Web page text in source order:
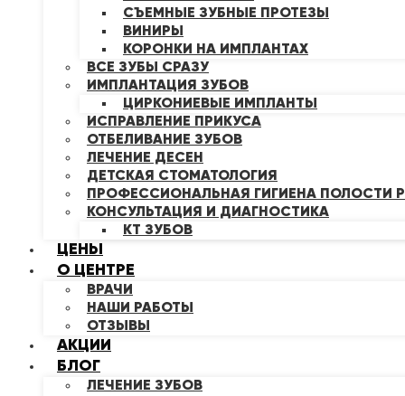
СЪЕМНЫЕ ЗУБНЫЕ ПРОТЕЗЫ
ВИНИРЫ
КОРОНКИ НА ИМПЛАНТАХ
ВСЕ ЗУБЫ СРАЗУ
ИМПЛАНТАЦИЯ ЗУБОВ
ЦИРКОНИЕВЫЕ ИМПЛАНТЫ
ИСПРАВЛЕНИЕ ПРИКУСА
ОТБЕЛИВАНИЕ ЗУБОВ
ЛЕЧЕНИЕ ДЕСЕН
ДЕТСКАЯ СТОМАТОЛОГИЯ
ПРОФЕССИОНАЛЬНАЯ ГИГИЕНА ПОЛОСТИ
КОНСУЛЬТАЦИЯ И ДИАГНОСТИКА
КТ ЗУБОВ
ЦЕНЫ
О ЦЕНТРЕ
ВРАЧИ
НАШИ РАБОТЫ
ОТЗЫВЫ
АКЦИИ
БЛОГ
ЛЕЧЕНИЕ ЗУБОВ